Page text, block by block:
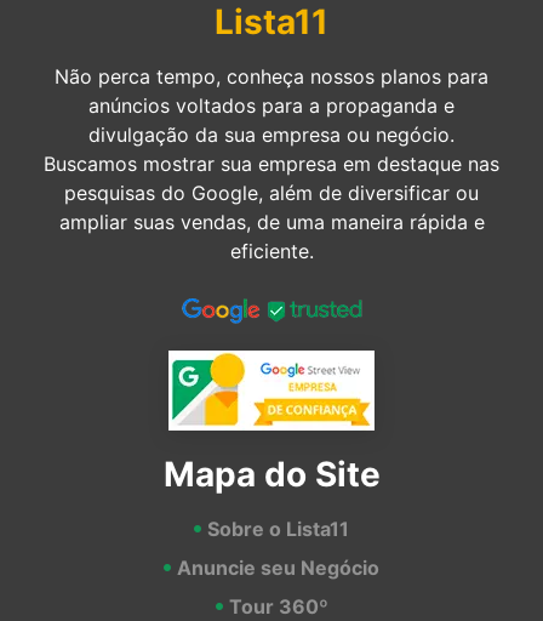
Lista11
Não perca tempo, conheça nossos planos para
anúncios voltados para a propaganda e
divulgação da sua empresa ou negócio.
Buscamos mostrar sua empresa em destaque nas
pesquisas do Google, além de diversificar ou
ampliar suas vendas, de uma maneira rápida e
eficiente.
Mapa do Site
Sobre o Lista11
Anuncie seu Negócio
Tour 360º